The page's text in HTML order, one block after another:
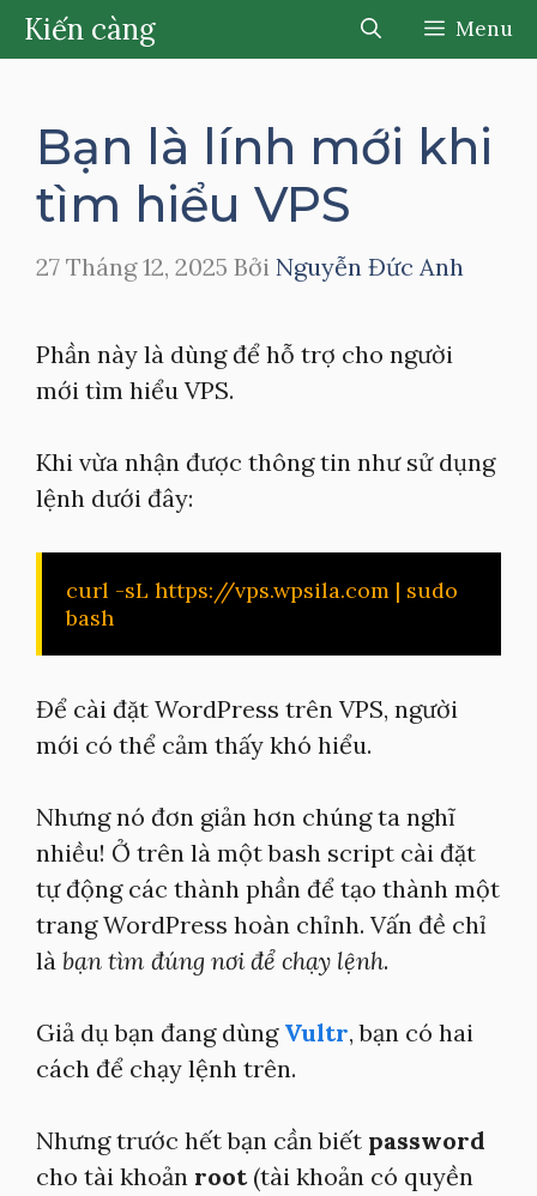
Chuyển
đến
dung
Kiến càng Menu
Bạn là lính mới khi
tìm hiểu VPS
27 Tháng 12, 2025 Bởi Nguyễn Đức Anh
Phần này là dùng để hỗ trợ cho người
mới tìm hiểu VPS.
Khi vừa nhận được thông tin như sử dụng
lệnh dưới đây:
curl -sL https://vps.wpsila.com | sudo
bash
Để cài đặt WordPress trên VPS, người
mới có thể cảm thấy khó hiểu.
Nhưng nó đơn giản hơn chúng ta nghĩ
nhiều! Ở trên là một bash script cài đặt
tự động các thành phần để tạo thành một
trang WordPress hoàn chỉnh. Vấn đề chỉ
là bạn tìm đúng nơi để chạy lệnh.
Giả dụ bạn đang dùng Vultr, bạn có hai
cách để chạy lệnh trên.
Nhưng trước hết bạn cần biết password
cho tài khoản root(tài khoản có quyền